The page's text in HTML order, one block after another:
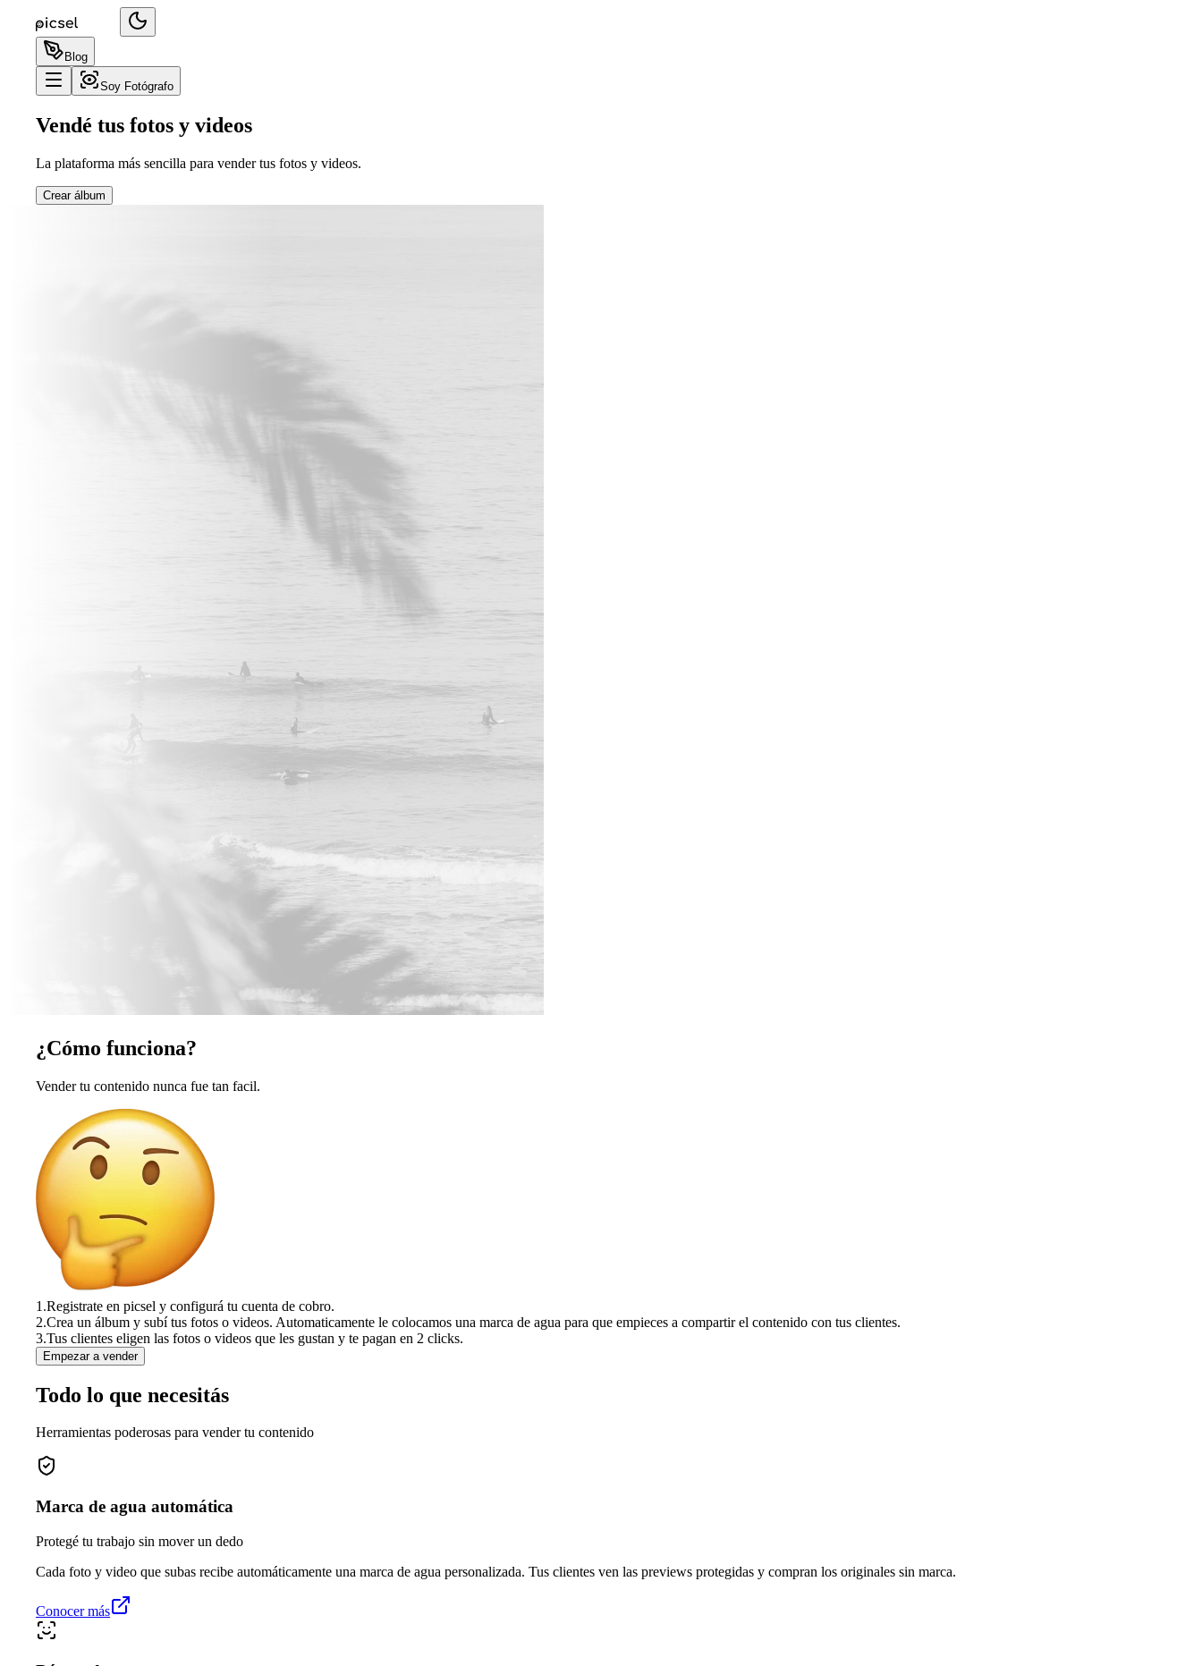
Blog
Soy Fotógrafo
Vendé tus fotos y videos
La plataforma más sencilla para vender tus fotos y videos.
Crear álbum
¿Cómo funciona?
Vender tu contenido nunca fue tan facil.
1.Registrate en picsel y configurá tu cuenta de cobro.
2.Crea un álbum y subí tus fotos o videos. Automaticamente le colocamos una marca de agua para que empieces a compartir el contenido con tus clientes.
3.Tus clientes eligen las fotos o videos que les gustan y te pagan en 2 clicks.
Empezar a vender
Todo lo que necesitás
Herramientas poderosas para vender tu contenido
Marca de agua automática
Protegé tu trabajo sin mover un dedo
Cada foto y video que subas recibe automáticamente una marca de agua personalizada. Tus clientes ven las previews protegidas y compran los originales sin marca.
Conocer más